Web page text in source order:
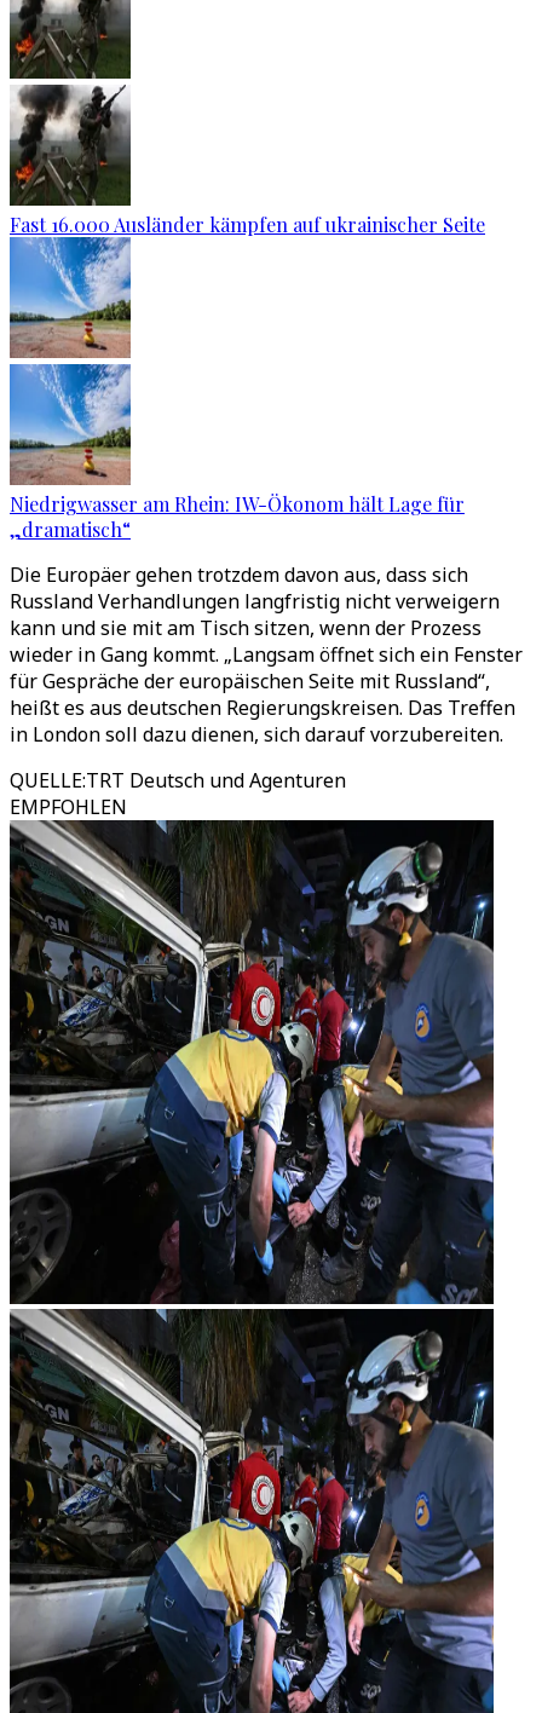
Fast 16.000 Ausländer kämpfen auf ukrainischer Seite
Niedrigwasser am Rhein: IW-Ökonom hält Lage für
„dramatisch“
Die Europäer gehen trotzdem davon aus, dass sich
Russland Verhandlungen langfristig nicht verweigern
kann und sie mit am Tisch sitzen, wenn der Prozess
wieder in Gang kommt. „Langsam öffnet sich ein Fenster
für Gespräche der europäischen Seite mit Russland“,
heißt es aus deutschen Regierungskreisen. Das Treffen
in London soll dazu dienen, sich darauf vorzubereiten.
QUELLE:TRT Deutsch und Agenturen
EMPFOHLEN